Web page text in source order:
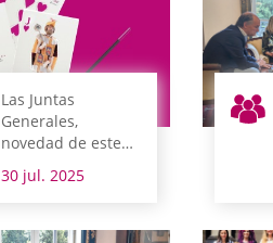
Las Juntas
Generales,
novedad de este
con sesiones de
30 jul. 2025